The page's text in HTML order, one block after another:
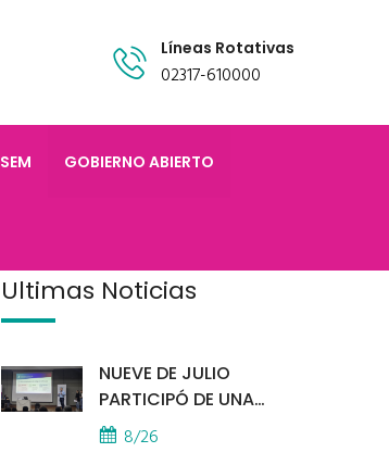
Líneas Rotativas
02317-610000
SEM GOBIERNO ABIERTO
Últimas Noticias
NUEVE DE JULIO
PARTICIPÓ DE UNA
IMPORTANTE
CAPACITACIÓN
8/26